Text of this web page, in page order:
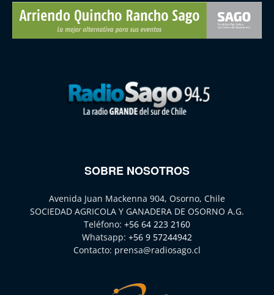
SOBRE NOSOTROS
Avenida Juan Mackenna 904, Osorno, Chile
SOCIEDAD AGRICOLA Y GANADERA DE OSORNO A.G.
Teléfono: +56 64 223 2160
Whatsapp: +56 9 57244942
Contacto: prensa@radiosago.cl